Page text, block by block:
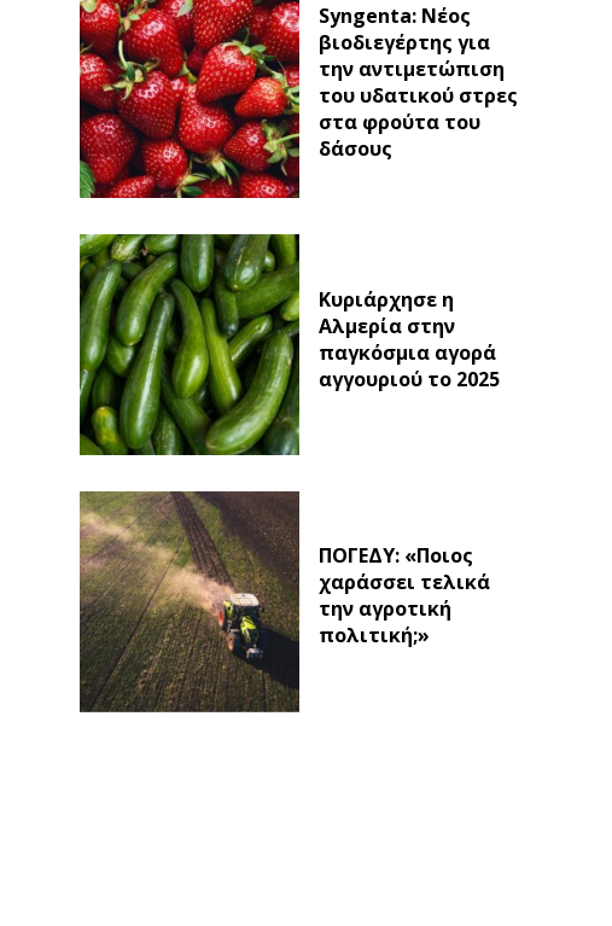
Syngenta: Νέος
βιοδιεγέρτης για
την αντιμετώπιση
του υδατικού στρες
στα φρούτα του
δάσους
Κυριάρχησε η
Αλμερία στην
παγκόσμια αγορά
αγγουριού το 2025
ΠΟΓΕΔΥ: «Ποιος
χαράσσει τελικά
την αγροτική
πολιτική;»